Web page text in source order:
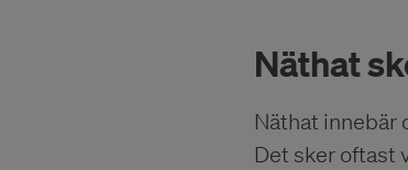
Näthat
Näthat innebär
Det sker oftast